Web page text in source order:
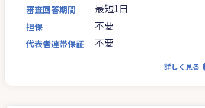
審査回答期間 最短1日
担保 不要
代表者連帯保証 不要
詳しく見る